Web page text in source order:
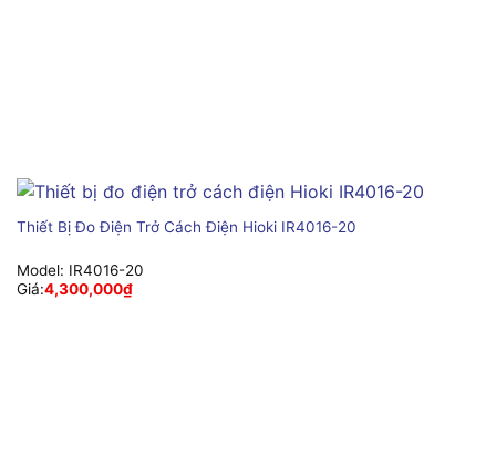
Thiết Bị Đo Điện Trở Cách Điện Hioki IR4016-20
Model: IR4016-20
Giá:4,300,000₫